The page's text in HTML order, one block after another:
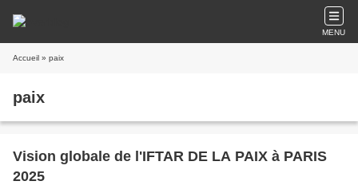
MENU
Accueil » paix
paix
Vision globale de l'IFTAR DE LA PAIX à PARIS
2025